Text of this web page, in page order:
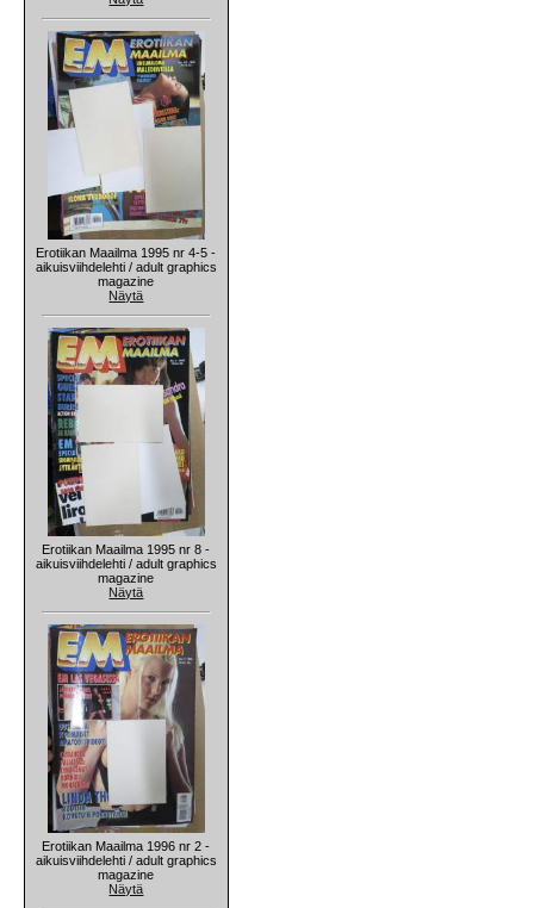
Erotiikan Maailma 1995 nr 4-5 -
aikuisviihdelehti / adult graphics
magazine
Näytä
Erotiikan Maailma 1995 nr 8 -
aikuisviihdelehti / adult graphics
magazine
Näytä
Erotiikan Maailma 1996 nr 2 -
aikuisviihdelehti / adult graphics
magazine
Näytä